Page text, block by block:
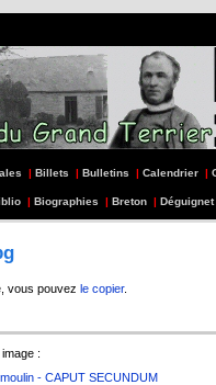
| Billets | Bulletins | Calendrier |
| Biographies | Breton | Déguignet
vous pouvez le copier.
:
- CAPUT SECUNDUM